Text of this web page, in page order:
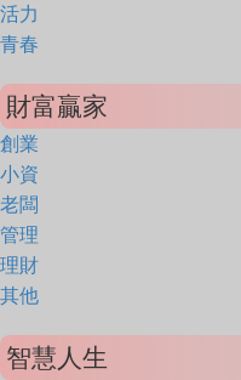
活力
青春
財富贏家
創業
小資
老闆
管理
理財
其他
智慧人生